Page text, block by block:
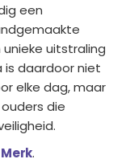
een
uitstraling
is daardoor niet
elke dag, maar
die
Merk.